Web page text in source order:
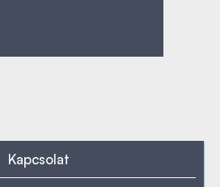
Kapcsolat